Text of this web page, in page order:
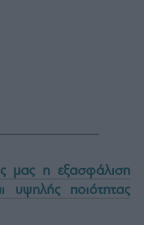
μας η εξασφάλιση
ποιότητας